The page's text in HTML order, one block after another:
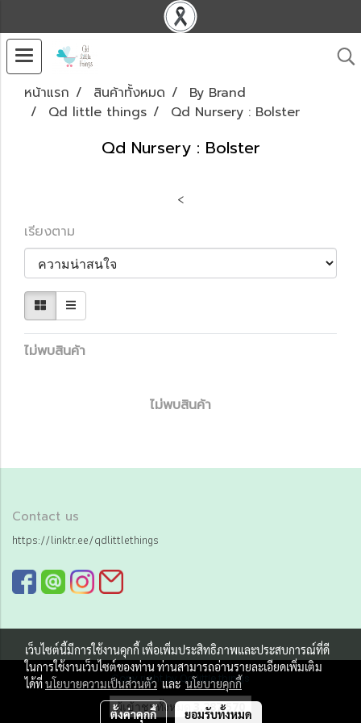
หน้าแรก สินค้าทั้งหมด
By Brand
Qd little things
Qd Nursery : Bolster
Qd Nursery : Bolster
<
เรียงตาม
ไม่พบสินค้า
ไม่พบสินค้า
Contact us
https://linktr.ee/qdlittlethings
Copy right by Qd little things
ผู้เข้าชมทั้งหมด3,287,570
เว็บไซต์นี้มีการใช้งานคุกกี้ เพื่อเพิ่มประสิทธิภาพและประสบการณ์ที่ดี
ในการใช้งานเว็บไซต์ของท่าน ท่านสามารถอ่านรายละเอียดเพิ่มเติม
ได้ที่นโยบายความเป็นส่วนตัว และ นโยบายคุกกี้
ตั้งค่าคุกกี้ ยอมรับทั้งหมด